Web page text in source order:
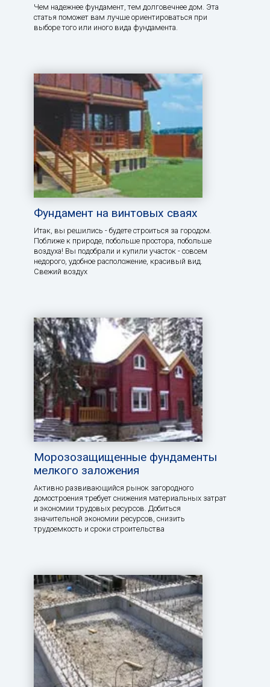
Чем надежнее фундамент, тем долговечнее дом. Эта
статья поможет вам лучше ориентироваться при
выборе того или иного вида фундамента.
Фундамент на винтовых сваях
Итак, вы решились - будете строиться за городом.
Поближе к природе, побольше простора, побольше
воздуха! Вы подобрали и купили участок - совсем
недорого, удобное расположение, красивый вид.
Свежий воздух
Морозозащищенные фундаменты
мелкого заложения
Активно развивающийся рынок загородного
домостроения требует снижения материальных затрат
и экономии трудовых ресурсов. Добиться
значительной экономии ресурсов, снизить
трудоемкость и сроки строительства